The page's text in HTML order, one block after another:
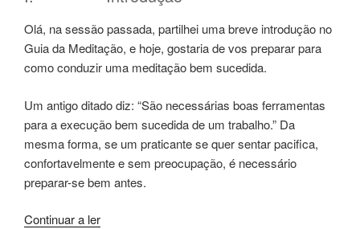
Olá, na sessão passada, partilhei uma breve introdução no
Guia da Meditação, e hoje, gostaria de vos preparar para
como conduzir uma meditação bem sucedida.
Um antigo ditado diz: “São necessárias boas ferramentas
para a execução bem sucedida de um trabalho.” Da
mesma forma, se um praticante se quer sentar pacifica,
confortavelmente e sem preocupação, é necessário
preparar-se bem antes.
Continuar a ler